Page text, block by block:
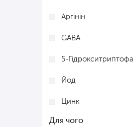
Аргінін
GABA
5-
Йод
Цинк
Селен
Для чого